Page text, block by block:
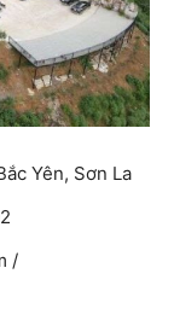
Yên, Sơn La
/